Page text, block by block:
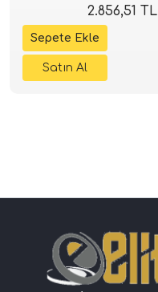
2.856,51 TL